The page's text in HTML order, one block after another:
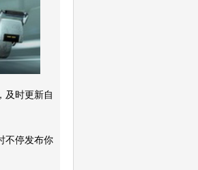
时更新自
不停发布你